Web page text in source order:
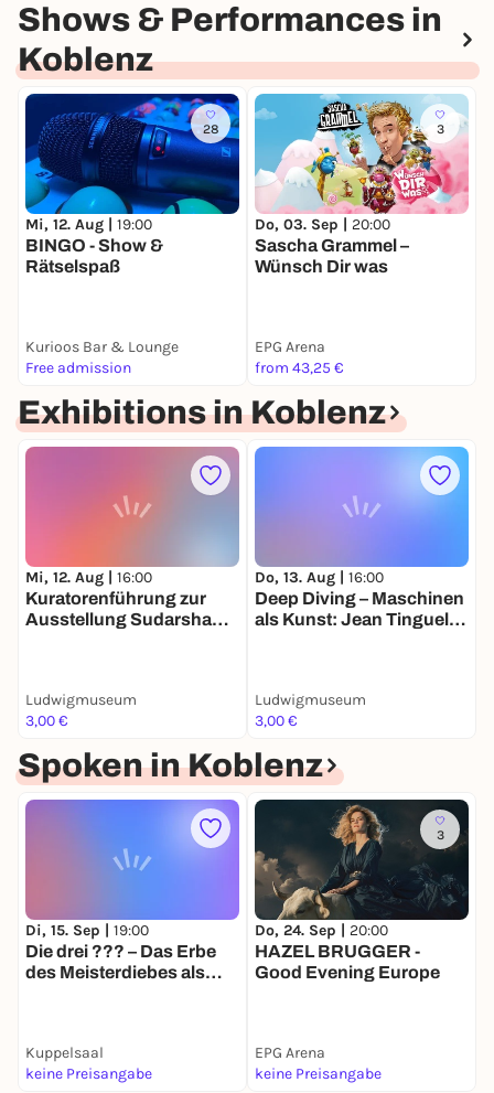
Shows & Performances in
Koblenz
28
Mi, 12. Aug | 19:00
BINGO - Show &
Rätselspaß
Kurioos Bar & Lounge
Free admission
3
Do, 03. Sep | 20:00
Sascha Grammel –
Wünsch Dir was
EPG Arena
from 43,25 €
Exhibitions in Koblenz
Mi, 12. Aug | 16:00
Kuratorenführung zur
Ausstellung Sudarshan
Ludwigmuseum
3,00 €
Do, 13. Aug | 16:00
Deep Diving – Maschinen
als Kunst: Jean Tinguely
Ludwigmuseum
3,00 €
Spoken in Koblenz
Di, 15. Sep | 19:00
Die drei ??? – Das Erbe
des Meisterdiebes als
Kuppelsaal
keine Preisangabe
3
Do, 24. Sep | 20:00
HAZEL BRUGGER -
Good Evening Europe
EPG Arena
keine Preisangabe